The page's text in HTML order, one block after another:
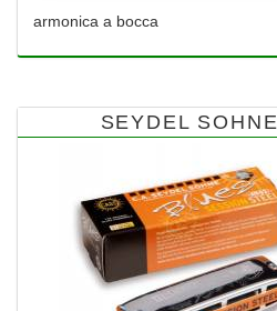
armonica a bocca
SEYDEL SOHNE